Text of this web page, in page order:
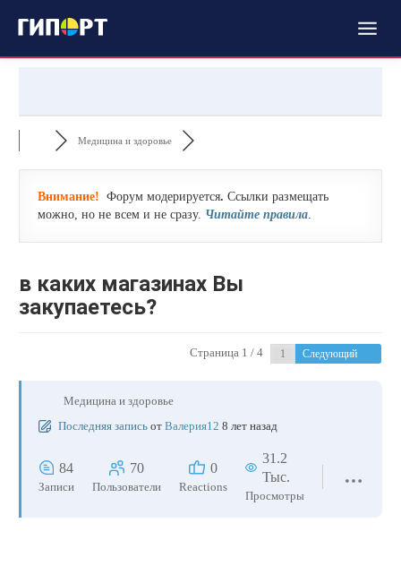
Медицина и здоровье
Внимание! Форум модерируется. Ссылки размещать
можно, но не всем и не сразу. Читайте правила.
в каких магазинах Вы
закупаетесь?
Страница 1 / 4 Следующий
Медицина и здоровье
Последняя запись от Валерия12 8 лет назад
84
Записи
70
Пользователи
0
Reactions
31.2
Тыс.
Просмотры